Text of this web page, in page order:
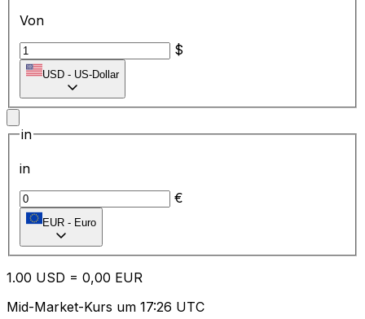
Von
$
USD - US-Dollar
in
in
€
EUR - Euro
1.00 USD = 0,00 EUR
Mid-Market-Kurs um 17:26 UTC